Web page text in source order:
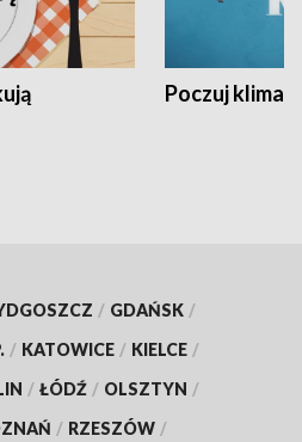
Poczuj klimat
/ GDAŃSK /
/ KATOWICE / KIELCE /
/ ŁÓDŹ / OLSZTYN /
/ RZESZÓW /